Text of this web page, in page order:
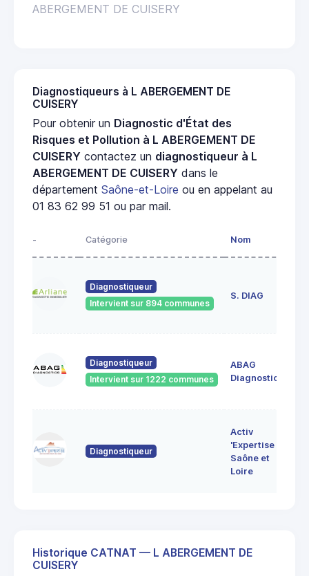
ABERGEMENT DE CUISERY
Diagnostiqueurs à L ABERGEMENT DE
CUISERY
Pour obtenir un Diagnostic d'État des
Risques et Pollution à L ABERGEMENT DE
CUISERY contactez un diagnostiqueur à L
ABERGEMENT DE CUISERY dans le
département Saône-et-Loire ou en appelant au
01 83 62 99 51 ou par mail.
- Catégorie Nom
Diagnostiqueur
Intervient sur 894 communes
S. DIAG
Diagnostiqueur
Intervient sur 1222 communes
ABAG
Diagnostics
Diagnostiqueur
Activ
'Expertise
Saône et
Loire
Historique CATNAT — L ABERGEMENT DE
CUISERY